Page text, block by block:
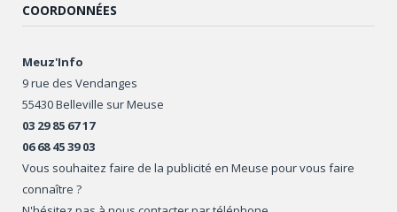
COORDONNÉES
Meuz'Info
9 rue des Vendanges
55430 Belleville sur Meuse
03 29 85 67 17
06 68 45 39 03
Vous souhaitez faire de la publicité en Meuse pour vous faire
connaître ?